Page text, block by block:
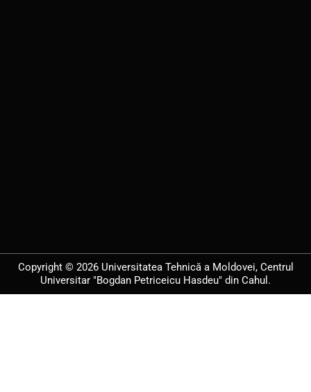
Copyright © 2026 Universitatea Tehnică a Moldovei, Centrul
Universitar "Bogdan Petriceicu Hasdeu" din Cahul.